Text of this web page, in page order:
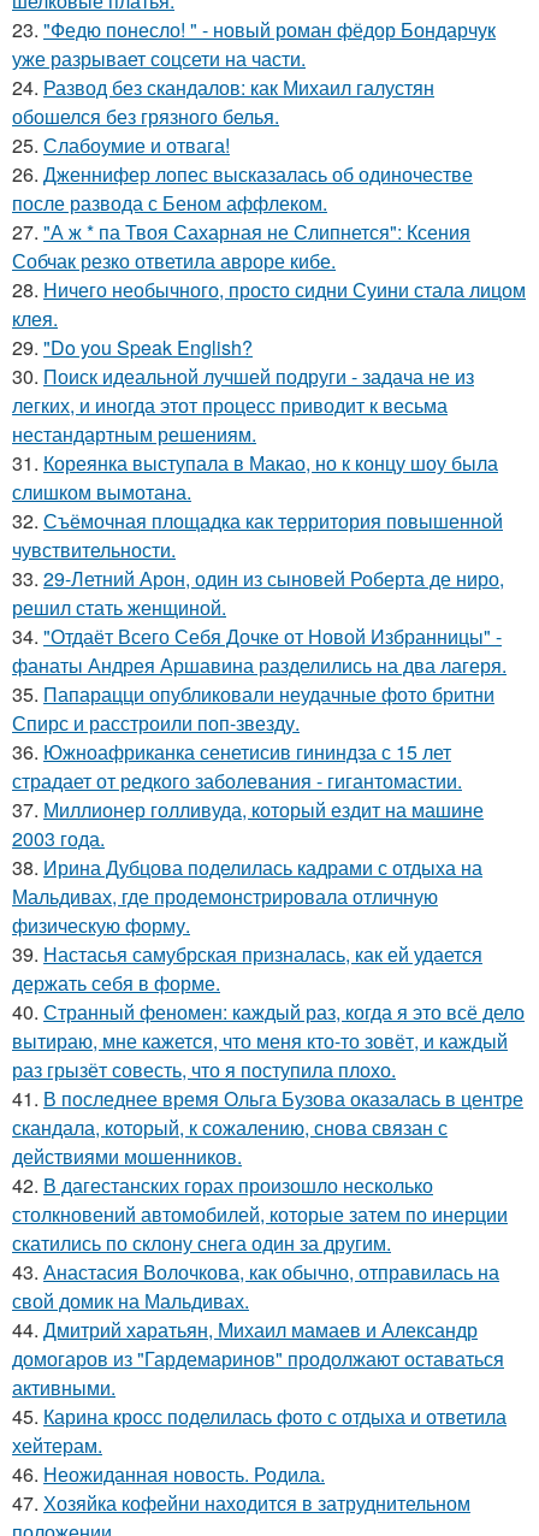
23. "Федю понесло! " - новый роман фёдор Бондарчук
уже разрывает соцсети на части.
24. Развод без скандалов: как Михаил галустян
обошелся без грязного белья.
25. Слабоумие и отвага!
26. Дженнифер лопес высказалась об одиночестве
после развода с Беном аффлеком.
27. "А ж * па Твоя Сахарная не Слипнется": Ксения
Собчак резко ответила авроре кибе.
28. Ничего необычного, просто сидни Суини стала лицом
клея.
29. "Do you Speak English?
30. Поиск идеальной лучшей подруги - задача не из
легких, и иногда этот процесс приводит к весьма
нестандартным решениям.
31. Кореянка выступала в Макао, но к концу шоу была
слишком вымотана.
32. Съёмочная площадка как территория повышенной
чувствительности.
33. 29-Летний Арон, один из сыновей Роберта де ниро,
решил стать женщиной.
34. "Отдаёт Всего Себя Дочке от Новой Избранницы" -
фанаты Андрея Аршавина разделились на два лагеря.
35. Папарацци опубликовали неудачные фото бритни
Спирс и расстроили поп-звезду.
36. Южноафриканка сенетисив гининдза с 15 лет
страдает от редкого заболевания - гигантомастии.
37. Миллионер голливуда, который ездит на машине
2003 года.
38. Ирина Дубцова поделилась кадрами с отдыха на
Мальдивах, где продемонстрировала отличную
физическую форму.
39. Настасья самубрская призналась, как ей удается
держать себя в форме.
40. Странный феномен: каждый раз, когда я это всё дело
вытираю, мне кажется, что меня кто-то зовёт, и каждый
раз грызёт совесть, что я поступила плохо.
41. В последнее время Ольга Бузова оказалась в центре
скандала, который, к сожалению, снова связан с
действиями мошенников.
42. В дагестанских горах произошло несколько
столкновений автомобилей, которые затем по инерции
скатились по склону снега один за другим.
43. Анастасия Волочкова, как обычно, отправилась на
свой домик на Мальдивах.
44. Дмитрий харатьян, Михаил мамаев и Александр
домогаров из "Гардемаринов" продолжают оставаться
активными.
45. Карина кросс поделилась фото с отдыха и ответила
хейтерам.
46. Неожиданная новость. Родила.
47. Хозяйка кофейни находится в затруднительном